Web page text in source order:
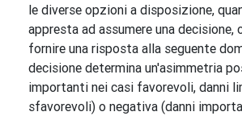
le diverse opzioni a disposizione,
appresta ad assumere una decisione,
fornire una risposta alla seguente
decisione determina un'asimmetria
importanti nei casi favorevoli, danni
sfavorevoli) o negativa (danni